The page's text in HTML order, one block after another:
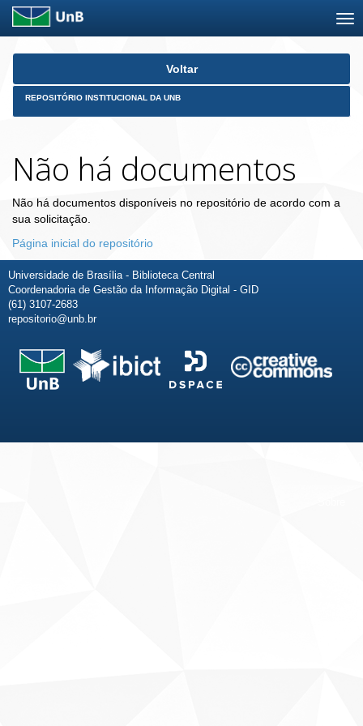
Skip
Voltar
REPOSITÓRIO INSTITUCIONAL DA UNB
Não há documentos
Não há documentos disponíveis no repositório de acordo com a
sua solicitação.
Página inicial do repositório
Universidade de Brasília - Biblioteca Central
Coordenadoria de Gestão da Informação Digital - GID
(61) 3107-2683
repositorio@unb.br